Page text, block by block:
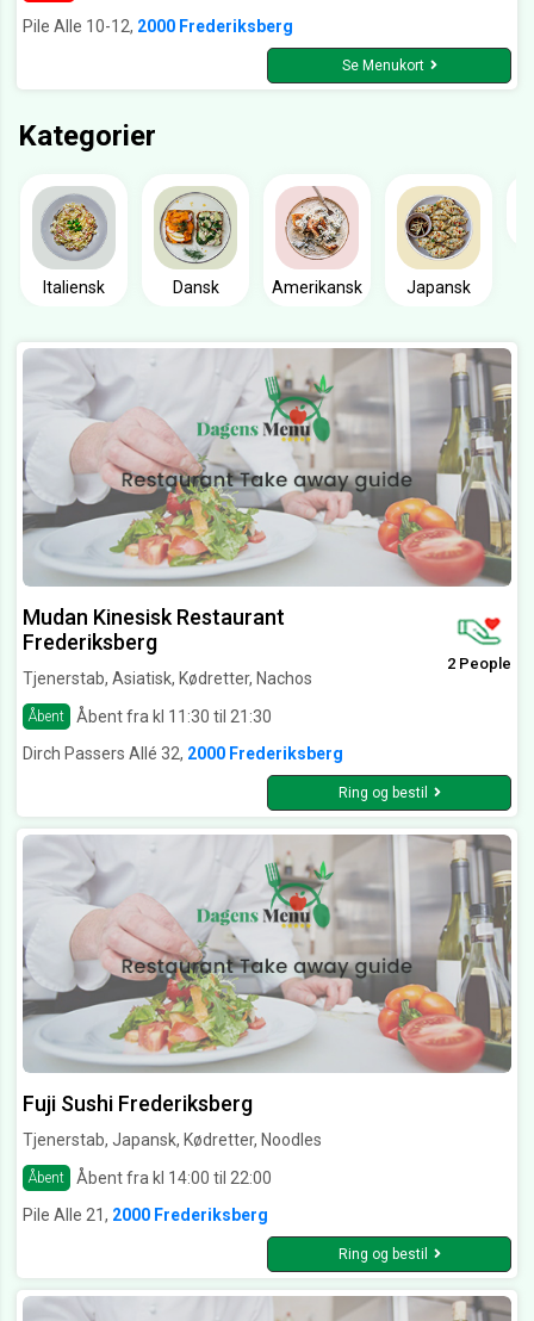
Pile Alle 10-12, 2000 Frederiksberg
Se Menukort
Kategorier
Italiensk Dansk Amerikansk Japansk
Mudan Kinesisk Restaurant
Frederiksberg
Tjenerstab, Asiatisk, Kødretter, Nachos
Åbent Åbent fra kl 11:30 til 21:30
2 People
Dirch Passers Allé 32, 2000 Frederiksberg
Ring og bestil
Fuji Sushi Frederiksberg
Tjenerstab, Japansk, Kødretter, Noodles
Åbent
Åbent fra kl 14:00 til 22:00
Pile Alle 21, 2000 Frederiksberg
Ring og bestil